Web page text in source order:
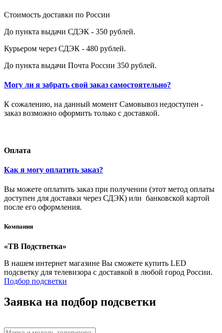
Стоимость доставки по России
До пункта выдачи СДЭК - 350 рублей.
Курьером через СДЭК - 480 рублей.
До пункта выдачи Почта России 350 рублей.
Могу ли я забрать свой заказ самостоятельно?
К сожалению, на данный момент Самовывоз недоступен -
заказ возможно оформить только с доставкой.
Оплата
Как я могу оплатить заказ?
Вы можете оплатить заказ при получении (этот метод оплаты
доступен для доставки через СДЭК) или банковской картой
после его оформления.
Компания
«ТВ Подстветка»
В нашем интернет магазине Вы сможете купить LED
подсветку для телевизора с доставкой в любой город России.
Подбор подсветки
Заявка на подбор подсветки